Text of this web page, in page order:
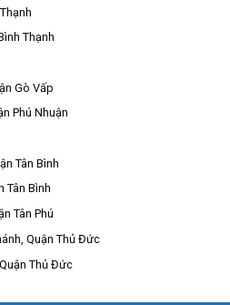
Thạnh
Gò Vấp
Phú Nhuận
Tân Bình
Tân Bình
Tân Phú
Quận Thủ Đức
Thủ Đức